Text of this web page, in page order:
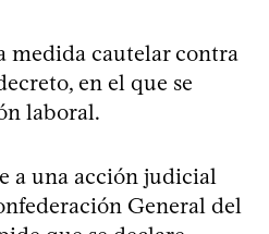
cautelar contra
en el que se
laboral.
a una acción judicial
General del